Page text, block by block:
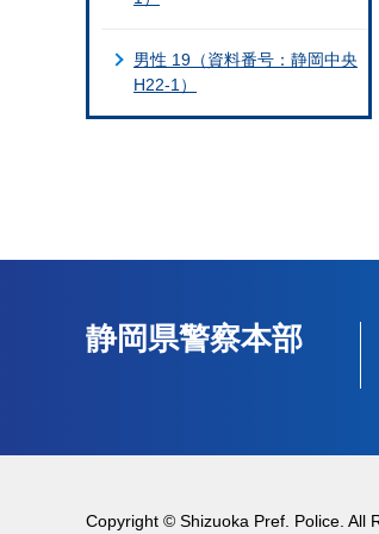
男性 19（資料番号：静岡中央
H22-1）
静岡県警察本部
Copyright © Shizuoka Pref. Police. All